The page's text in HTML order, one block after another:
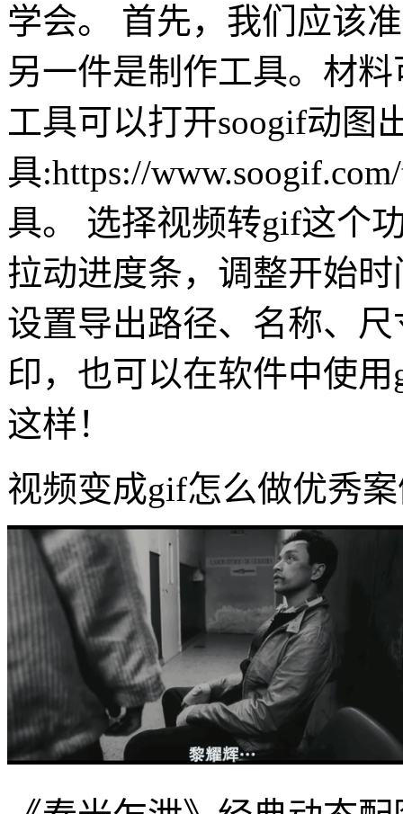
学会。 首先，我们应该
另一件是制作工具。材
工具可以打开soogif动图
具:https://
具。 选择视频转gif这个
拉动进度条，调整开始
设置导出路径、名称、
印，也可以在软件中使
这样！
视频变成gif怎么做优秀